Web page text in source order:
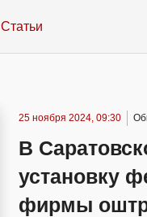
Статьи
25 ноября 2024, 09:30
В
установку
фирмы